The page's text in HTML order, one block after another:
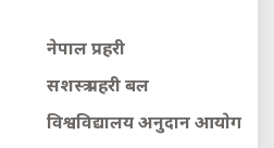
नेपाल प्रहरी
सशस्त्र प्रहरी बल
विश्वविद्यालय अनुदान आयाेग